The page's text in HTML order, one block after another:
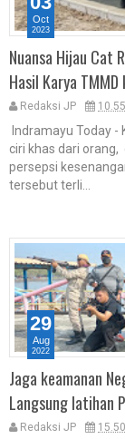
Nuansa Hijau Cat
Hasil Karya
Redaksi JP
Indramayu Today
ciri khas dari
persepsi
tersebut terli...
Oct
2023
Jaga keamanan
Langsung latihan
Redaksi JP
29
Aug
2022